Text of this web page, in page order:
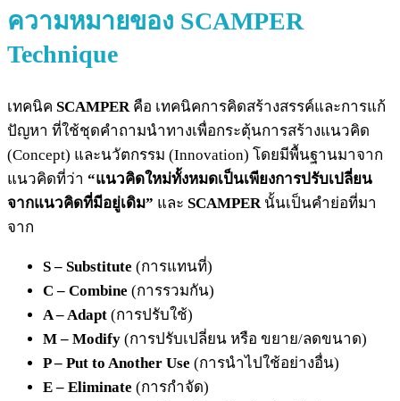
ความหมายของ SCAMPER
Technique
เทคนิค SCAMPERคือ เทคนิคการคิดสร้างสรรค์และการแก้
ปัญหา ที่ใช้ชุดคำถามนำทางเพื่อกระตุ้นการสร้างแนวคิด
(Concept) และนวัตกรรม (Innovation) โดยมีพื้นฐานมาจาก
แนวคิดที่ว่า “แนวคิดใหม่ทั้งหมดเป็นเพียงการปรับเปลี่ยน
จากแนวคิดที่มีอยู่เดิม” และ SCAMPER นั้นเป็นคำย่อที่มา
จาก
S – Substitute (การแทนที่)
C – Combine (การรวมกัน)
A – Adapt (การปรับใช้)
M – Modify (การปรับเปลี่ยน หรือ ขยาย/ลดขนาด)
P – Put to Another Use (การนำไปใช้อย่างอื่น)
E – Eliminate (การกำจัด)